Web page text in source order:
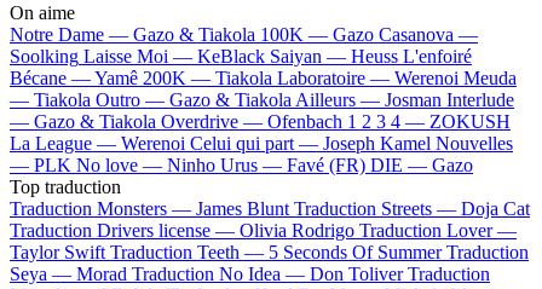
On aime
Notre Dame — Gazo & Tiakola 100K — Gazo Casanova —
Soolking Laisse Moi — KeBlack Saiyan — Heuss L'enfoiré
Bécane —Yamê 200K — Tiakola Laboratoire — Werenoi Meuda
— Tiakola Outro — Gazo & Tiakola Ailleurs — Josman Interlude
— Gazo & Tiakola Overdrive — Ofenbach 1 2 3 4 — ZOKUSH
La League — Werenoi Celui qui part — Joseph Kamel Nouvelles
— PLK No love — Ninho Urus — Favé (FR) DIE — Gazo
Top traduction
Traduction Monsters — James Blunt Traduction Streets — Doja Cat
Traduction Drivers license — Olivia Rodrigo Traduction Lover —
Taylor Swift Traduction Teeth — 5 Seconds Of Summer Traduction
Seya — Morad Traduction No Idea — Don Toliver Traduction